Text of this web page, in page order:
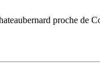
proche de